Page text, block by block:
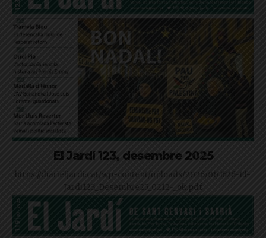
El Jardí 123, desembre 2025
https://diarieljardi.cat/wp-content/uploads/2026/01/1626-El-
Jardi123_Desembre25_0212-_ok.pdf